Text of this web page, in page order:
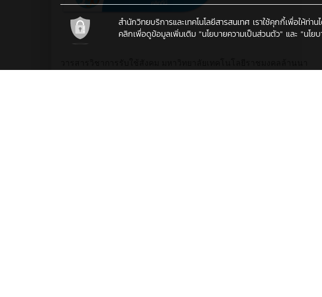
สำนักวิทยบริการและเทคโนโลยีสารสนเทศ เราใช้คุกกี้เพื่อให้ท่
คลิกเพื่อดูข้อมูลเพิ่มเติม "นโยบายความเป็นส่วนตัว" และ "นโย